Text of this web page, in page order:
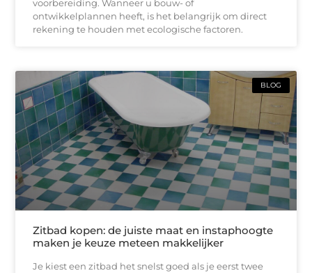
voorbereiding. Wanneer u bouw- of
ontwikkelplannen heeft, is het belangrijk om direct
rekening te houden met ecologische factoren.
BLOG
Zitbad kopen: de juiste maat en instaphoogte
maken je keuze meteen makkelijker
Je kiest een zitbad het snelst goed als je eerst twee